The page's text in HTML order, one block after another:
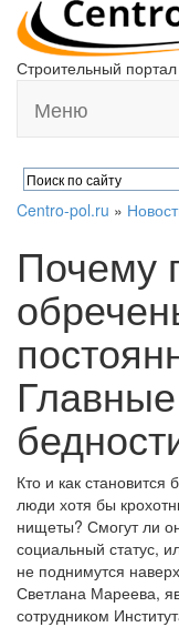
Строительный
Меню
Centro-pol.ru »
Почему
Кто и как
люди хотя бы
нищеты? Смогут ли
социальный статус,
не поднимутся
Светлана Мареева,
сотрудником